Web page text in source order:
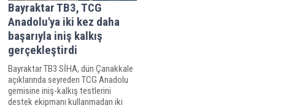
Bayraktar TB3, TCG
Anadolu'ya iki kez daha
başarıyla iniş kalkış
gerçekleştirdi
Bayraktar TB3 SİHA, dün Çanakkale
açıklarında seyreden TCG Anadolu
gemisine iniş-kalkış testlerini
destek ekipmanı kullanmadan iki